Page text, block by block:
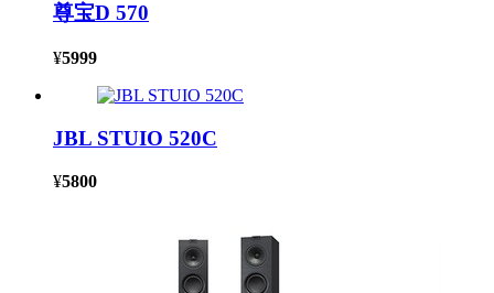
尊宝D 570
¥5999
JBL STUIO 520C
¥5800